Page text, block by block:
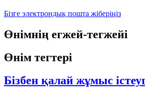
Бізге электрондық пошта жіберіңіз
Өнімнің егжей-тегжейі
Өнім тегтері
Бізбен қалай жұмыс